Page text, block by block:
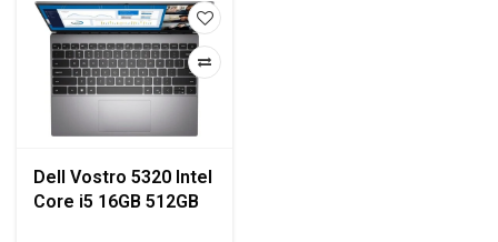
Dell Vostro 5320 Intel
Core i5 16GB 512GB